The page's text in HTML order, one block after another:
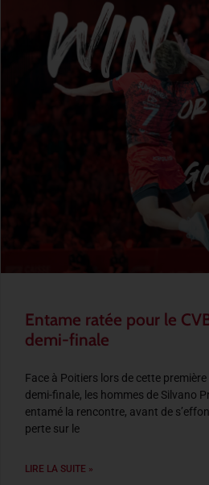
Entame ratée pour le
demi-finale
Face à Poitiers lors de cette
demi-finale, les hommes de Silvano
entamé la rencontre, avant de
perte sur le
LIRE LA SUITE »